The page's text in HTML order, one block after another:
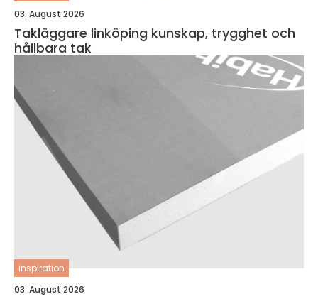
03. August 2026
Takläggare linköping kunskap, trygghet och
hållbara tak
inspiration
03. August 2026